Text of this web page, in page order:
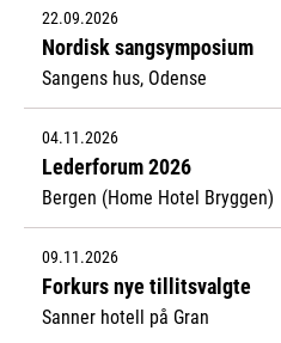
22.09.2026
Nordisk sangsymposium
Sangens hus, Odense
04.11.2026
Lederforum 2026
Bergen (Home Hotel Bryggen)
09.11.2026
Forkurs nye tillitsvalgte
Sanner hotell på Gran